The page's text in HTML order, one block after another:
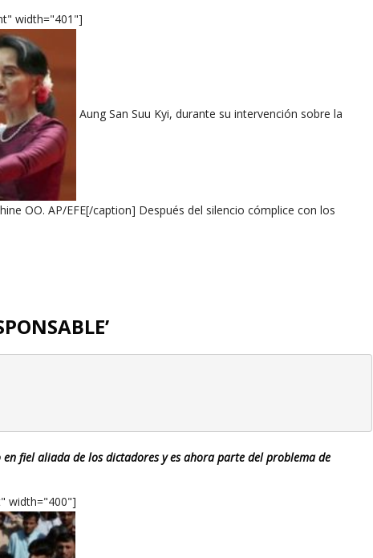
width="401"]
Aung San Suu Kyi, durante su intervención sobre la
OO. AP/EFE[/caption] Después del silencio cómplice con los
fiel aliada de los dictadores y es ahora parte del problema de
width="400"]